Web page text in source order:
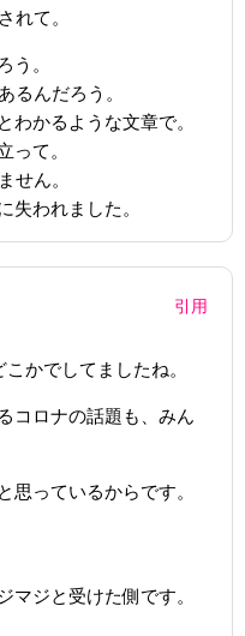
れて。
う。
るんだろう。
わかるような文章で。
って。
せん。
失われました。
引用
かでしてましたね。
コロナの話題も、みん
思っているからです。
マジと受けた側です。